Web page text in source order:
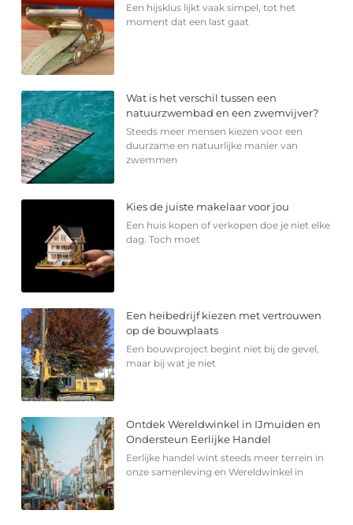
Een hijsklus lijkt vaak simpel, tot het
moment dat een last gaat
Wat is het verschil tussen een
natuurzwembad en een zwemvijver?
Steeds meer mensen kiezen voor een
duurzame en natuurlijke manier van
zwemmen
Kies de juiste makelaar voor jou
Een huis kopen of verkopen doe je niet elke
dag. Toch moet
Een heibedrijf kiezen met vertrouwen
op de bouwplaats
Een bouwproject begint niet bij de gevel,
maar bij wat je niet
Ontdek Wereldwinkel in IJmuiden en
Ondersteun Eerlijke Handel
Eerlijke handel wint steeds meer terrein in
onze samenleving en Wereldwinkel in